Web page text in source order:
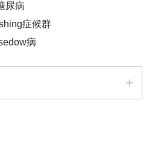
尿病
症候群
病